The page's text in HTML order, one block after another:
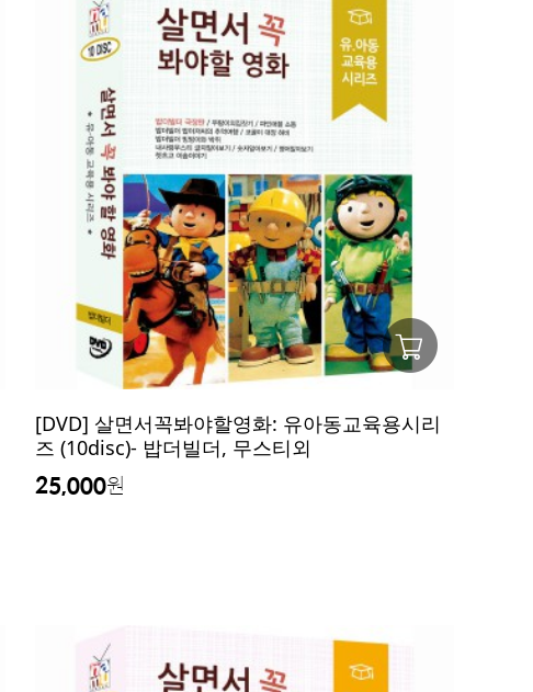
[DVD] 살면서꼭봐야할영화: 유아동교육용시리
즈 (10disc)- 밥더빌더, 무스티외
25,000원